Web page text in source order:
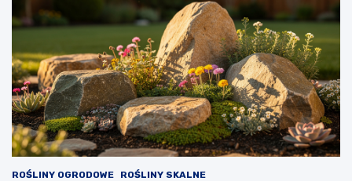
ROŚLINY OGRODOWE ROŚLINY SKALNE